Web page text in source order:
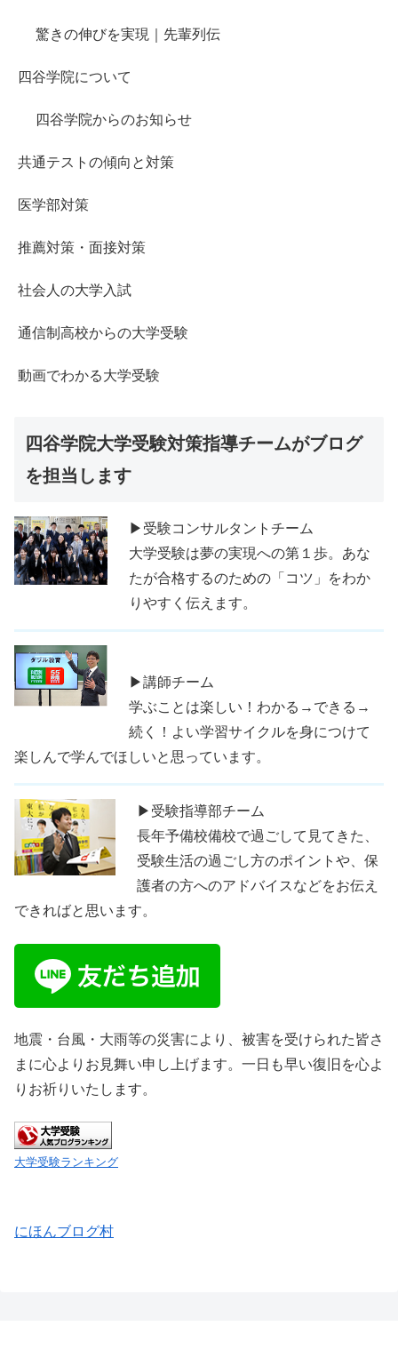
驚きの伸びを実現｜先輩列伝
四谷学院について
四谷学院からのお知らせ
共通テストの傾向と対策
医学部対策
推薦対策・面接対策
社会人の大学入試
通信制高校からの大学受験
動画でわかる大学受験
四谷学院大学受験対策指導チームがブログ
を担当します
▶受験コンサルタントチーム
大学受験は夢の実現への第１歩。あな
たが合格するのための「コツ」をわか
りやすく伝えます。
▶講師チーム
学ぶことは楽しい！わかる→できる→
続く！よい学習サイクルを身につけて
楽しんで学んでほしいと思っています。
▶受験指導部チーム
長年予備校備校で過ごして見てきた、
受験生活の過ごし方のポイントや、保
護者の方へのアドバイスなどをお伝え
できればと思います。
地震・台風・大雨等の災害により、被害を受けられた皆さ
まに心よりお見舞い申し上げます。一日も早い復旧を心よ
りお祈りいたします。
大学受験ランキング
にほんブログ村